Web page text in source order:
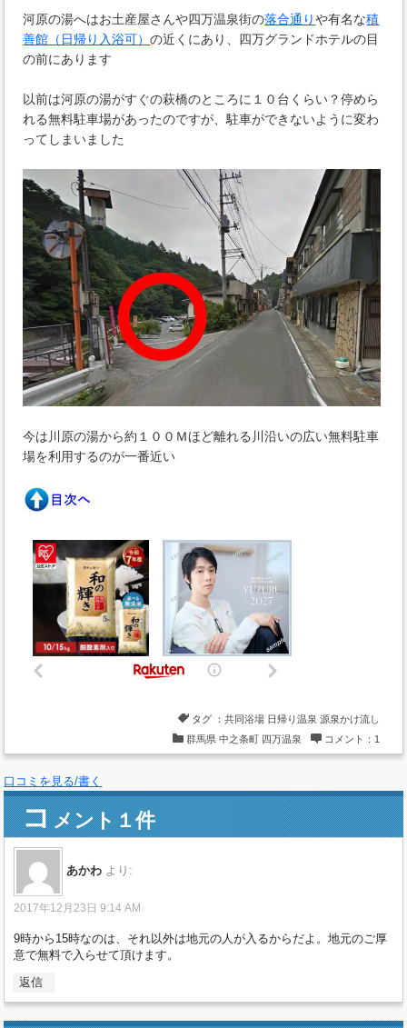
河原の湯へはお土産屋さんや四万温泉街の落合通りや有名な積
善館（日帰り入浴可）の近くにあり、四万グランドホテルの目
の前にあります
以前は河原の湯がすぐの萩橋のところに１０台くらい？停めら
れる無料駐車場があったのですが、駐車ができないように変わ
ってしまいました
今は川原の湯から約１００Ｍほど離れる川沿いの広い無料駐車
場を利用するのが一番近い
タグ ： 共同浴場 日帰り温泉 源泉かけ流し
群馬県 中之条町 四万温泉 コメント：1
口コミを見る/書く
コメント１件
あかわ より:
2017年12月23日 9:14 AM
9時から15時なのは、それ以外は地元の人が入るからだよ。地元のご厚
意で無料で入らせて頂けます。
返信